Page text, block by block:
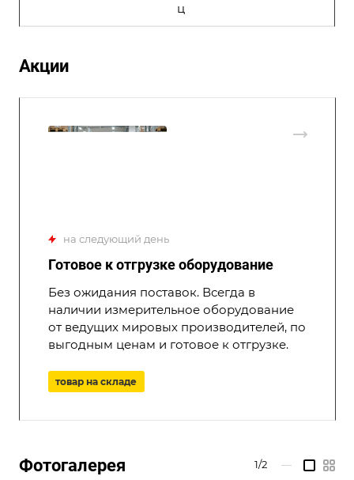
ц
Акции
на следующий день
Готовое к отгрузке оборудование
Без ожидания поставок. Всегда в
наличии измерительное оборудование
от ведущих мировых производителей, по
выгодным ценам и готовое к отгрузке.
товар на складе
Фотогалерея 1/2 —